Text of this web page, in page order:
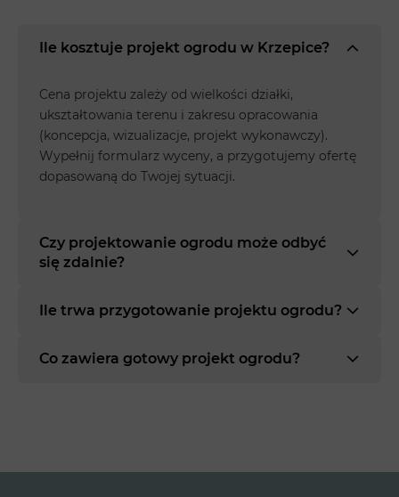
Ile kosztuje projekt ogrodu w Krzepice?
Cena projektu zależy od wielkości działki,
ukształtowania terenu i zakresu opracowania
(koncepcja, wizualizacje, projekt wykonawczy).
Wypełnij formularz wyceny, a przygotujemy ofertę
dopasowaną do Twojej sytuacji.
Czy projektowanie ogrodu może odbyć
się zdalnie?
Ile trwa przygotowanie projektu ogrodu?
Co zawiera gotowy projekt ogrodu?